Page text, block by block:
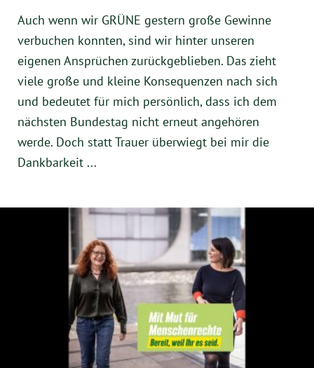
Instagram
Auch wenn wir GRÜNE gestern große Gewinne
verbuchen konnten, sind wir hinter unseren
eigenen Ansprüchen zurückgeblieben. Das zieht
viele große und kleine Konsequenzen nach sich
und bedeutet für mich persönlich, dass ich dem
nächsten Bundestag nicht erneut angehören
werde. Doch statt Trauer überwiegt bei mir die
Dankbarkeit ...